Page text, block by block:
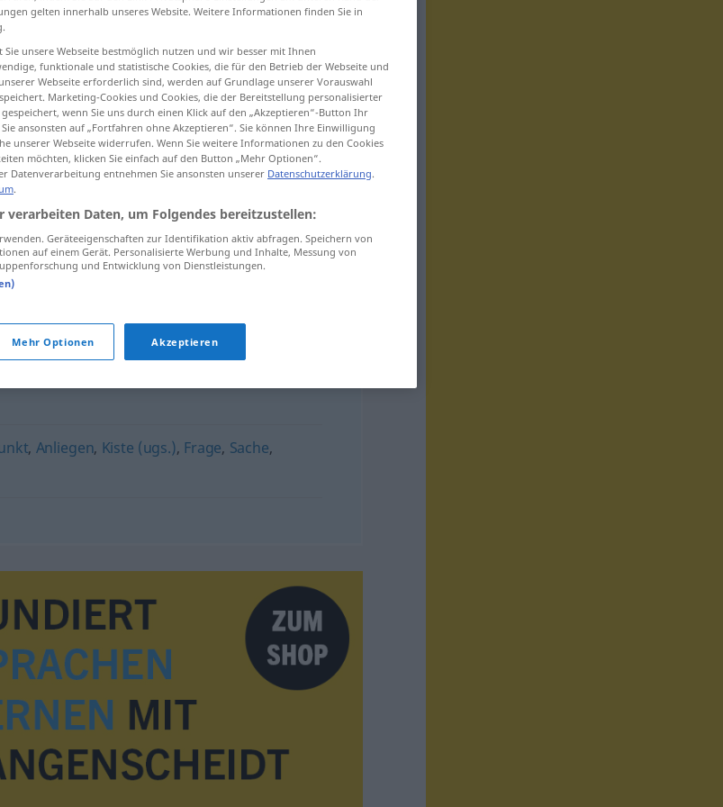
, Anliegen, Kiste (ugs.), Frage, Sache,
gelten innerhalb unseres Website. Weitere Informationen finden Sie in
unsere Webseite bestmöglich nutzen und wir besser mit Ihnen
funktionale und statistische Cookies, die für den Betrieb der Webseite und
Webseite erforderlich sind, werden auf Grundlage unserer Vorauswahl
Marketing-Cookies und Cookies, die der Bereitstellung personalisierter
wenn Sie uns durch einen Klick auf den „Akzeptieren“-Button Ihr
ansonsten auf „Fortfahren ohne Akzeptieren“. Sie können Ihre Einwilligung
unserer Webseite widerrufen. Wenn Sie weitere Informationen zu den Cookies
möchten, klicken Sie einfach auf den Button „Mehr Optionen“.
Datenverarbeitung entnehmen Sie ansonsten unserer Datenschutzerklärung.
.
verarbeiten Daten, um Folgendes bereitzustellen:
Geräteeigenschaften zur Identifikation aktiv abfragen. Speichern von
auf einem Gerät. Personalisierte Werbung und Inhalte, Messung von
und Entwicklung von Dienstleistungen.
Mehr Optionen Akzeptieren